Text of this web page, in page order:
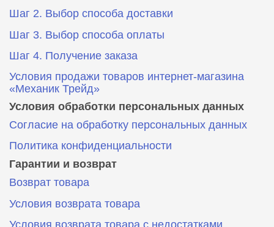
Шаг 2. Выбор способа доставки
Шаг 3. Выбор способа оплаты
Шаг 4. Получение заказа
Условия продажи товаров интернет-магазина
«Механик Трейд»
Условия обработки персональных данных
Согласие на обработку персональных данных
Политика конфиденциальности
Гарантии и возврат
Возврат товара
Условия возврата товара
Условия возврата товара с недостатками